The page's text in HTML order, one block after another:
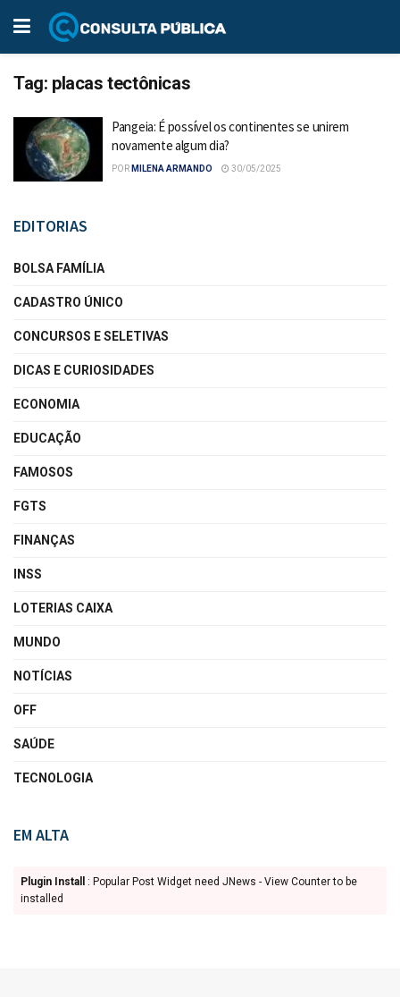
Tag: placas tectônicas
Pangeia: É possível os continentes se unirem
novamente algum dia?
POR MILENA ARMANDO 30/05/2025
EDITORIAS
BOLSA FAMÍLIA
CADASTRO ÚNICO
CONCURSOS E SELETIVAS
DICAS E CURIOSIDADES
ECONOMIA
EDUCAÇÃO
FAMOSOS
FGTS
FINANÇAS
INSS
LOTERIAS CAIXA
MUNDO
NOTÍCIAS
OFF
SAÚDE
TECNOLOGIA
EM ALTA
Plugin Install
: Popular Post Widget need JNews - View Counter to be
installed